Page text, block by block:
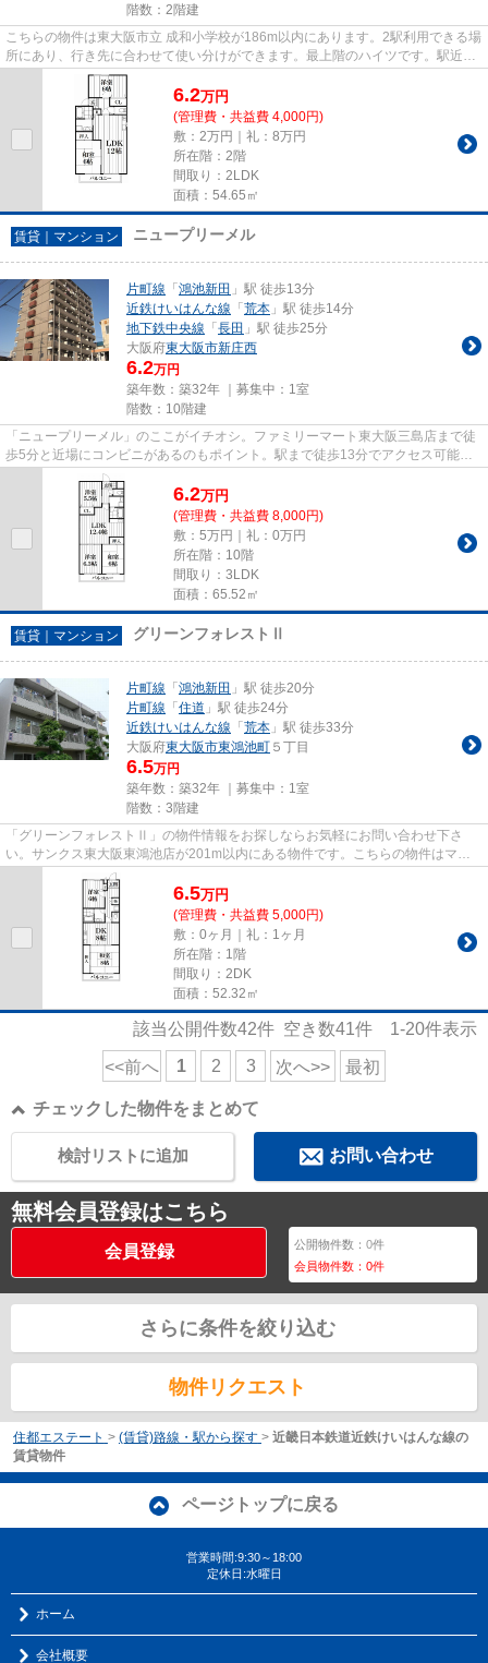
階数：2階建
こちらの物件は東大阪市立 成和小学校が186m以内にあります。2駅利用できる場
所にあり、行き先に合わせて使い分けができます。最上階のハイツです。駅近く
に立地する物件で、徒歩13分...
6.2万円
(管理費・共益費 4,000円)
敷：2万円｜礼：8万円
所在階：2階
間取り：2LDK
面積：54.65㎡
賃貸｜マンション ニュープリーメル
片町線 「 鴻池新田 」駅 徒歩13分
近鉄けいはんな線 「 荒本 」駅 徒歩14分
地下鉄中央線 「 長田 」駅 徒歩25分
大阪府東大阪市新庄西
6.2万円
築年数：築32年 ｜募集中： 1室
階数：10階建
「ニュープリーメル」のここがイチオシ。ファミリーマート東大阪三島店まで徒
歩5分と近場にコンビニがあるのもポイント。駅まで徒歩13分でアクセス可能な
物件です。利用可能な駅が2駅...
6.2万円
(管理費・共益費 8,000円)
敷：5万円｜礼：0万円
所在階：10階
間取り：3LDK
面積：65.52㎡
賃貸｜マンション グリーンフォレストⅡ
片町線 「 鴻池新田 」駅 徒歩20分
片町線 「 住道 」駅 徒歩24分
近鉄けいはんな線 「 荒本 」駅 徒歩33分
大阪府東大阪市東鴻池町 ５丁目
6.5万円
築年数：築32年 ｜募集中： 1室
階数：3階建
「グリーンフォレストⅡ」の物件情報をお探しならお気軽にお問い合わせ下さ
い。サンクス東大阪東鴻池店が201m以内にある物件です。こちらの物件はマン
ションです。こちらのマンションは...
6.5万円
(管理費・共益費 5,000円)
敷：0ヶ月｜礼：1ヶ月
所在階：1階
間取り：2DK
面積：52.32㎡
該当公開件数42件 空き数41件 1-20件表示
<<前へ 1 2 3 次へ>> 最初
チェックした物件をまとめて
お問い合わせ
検討リストに追加
無料会員登録はこちら
会員登録 公開物件数：0件
会員物件数：0件
さらに条件を絞り込む
物件リクエスト
住都エステート > (賃貸)路線・駅から探す > 近畿日本鉄道近鉄けいはんな線の
賃貸物件
ページトップに戻る
営業時間:9:30～18:00
定休日:水曜日
ホーム
会社概要